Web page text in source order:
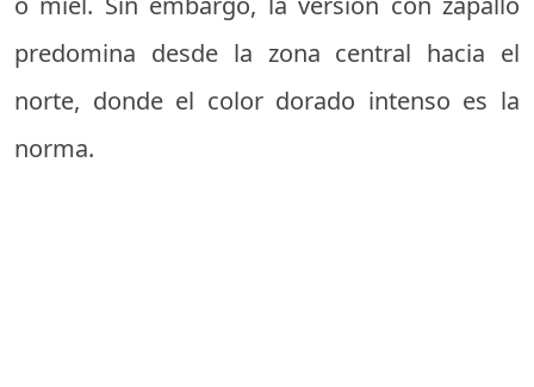
predomina desde la zona central hacia el
norte, donde el color dorado intenso es la
norma.